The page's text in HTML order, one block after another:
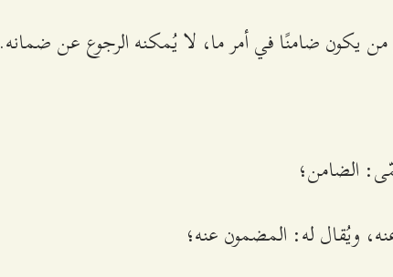
يكون ضامنًا في أمر ما، لا يُمكنه الرجوع عن ضمانه.
الضامن؛
ويُقال له: المضمون عنه؛